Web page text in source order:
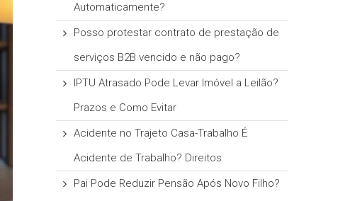
Automaticamente?
Posso protestar contrato de prestação de
serviços B2B vencido e não pago?
IPTU Atrasado Pode Levar Imóvel a Leilão?
Prazos e Como Evitar
Acidente no Trajeto Casa-Trabalho É
Acidente de Trabalho? Direitos
Pai Pode Reduzir Pensão Após Novo Filho?